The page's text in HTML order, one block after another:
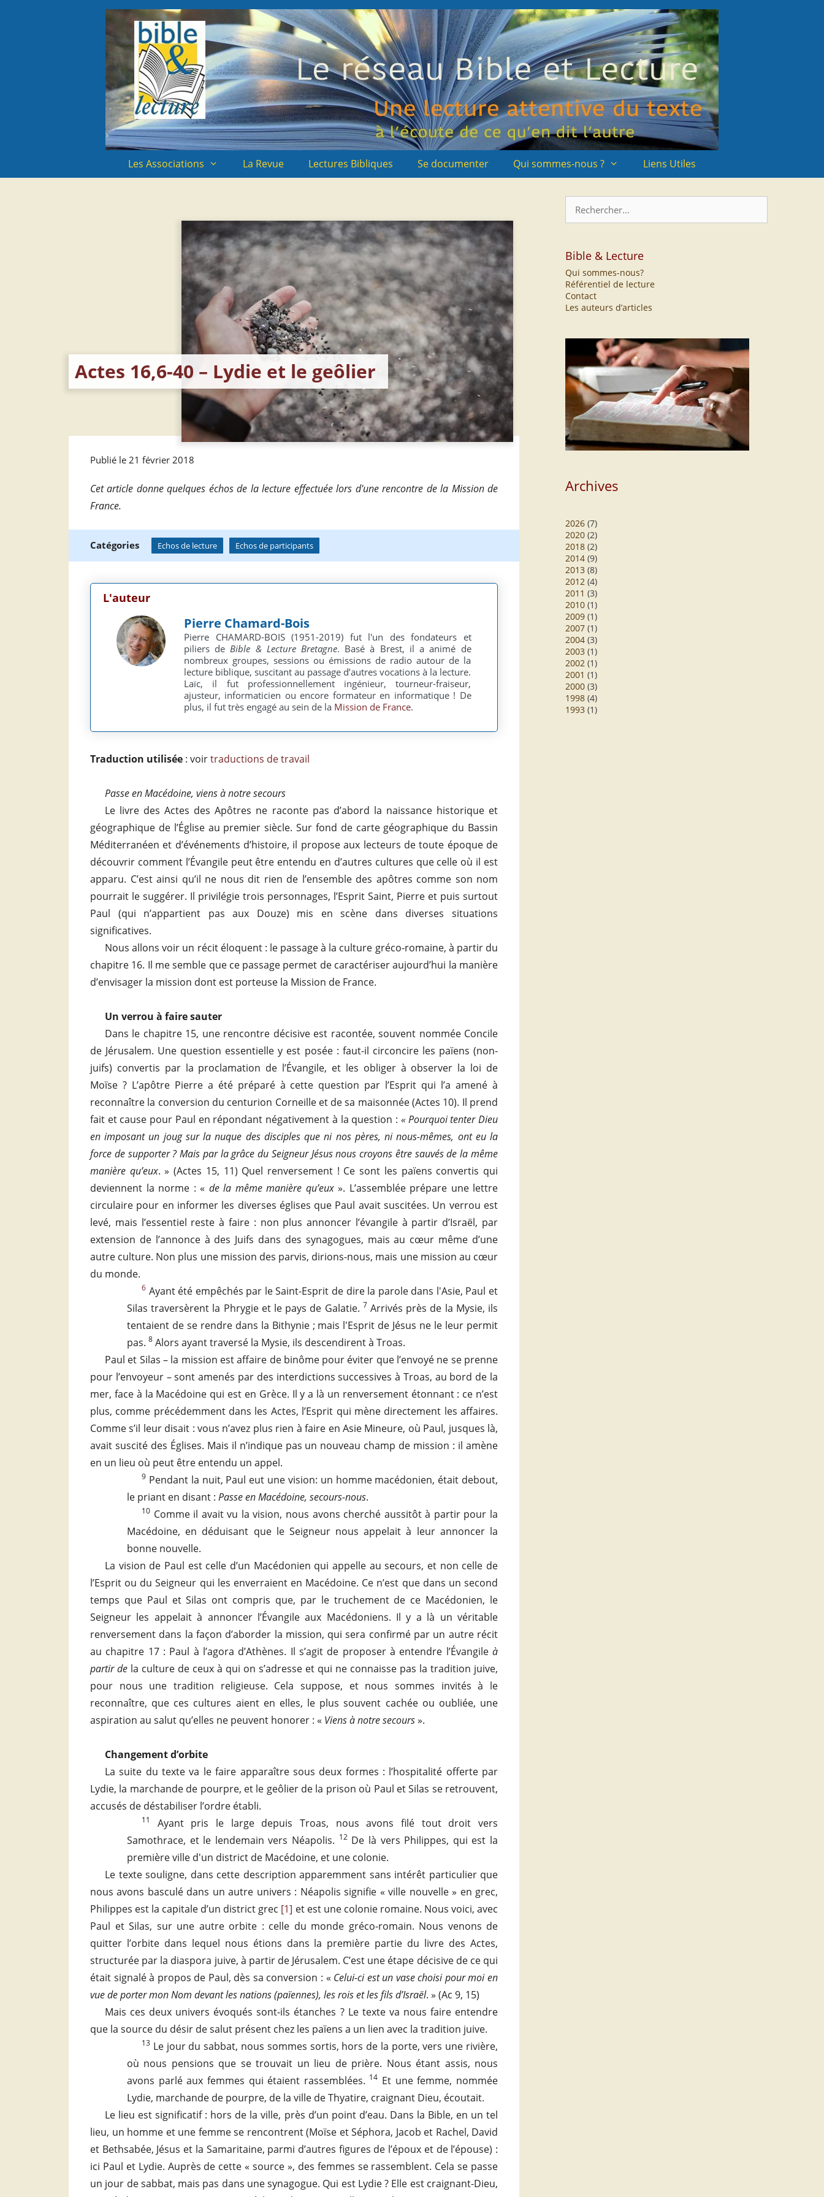
Les Associations La Revue Lectures Bibliques Se documenter Qui sommes-nous ? Liens Utiles
Actes 16,6-40 – Lydie et le geôlier
Publié le 21 février 2018
Cet article donne quelques échos de la lecture effectuée lors d'une rencontre de la Mission de
France.
Catégories Echos de lecture Echos de participants
L'auteur
Pierre Chamard-Bois
Pierre CHAMARD-BOIS (1951-2019) fut l'un des fondateurs et
piliers de Bible & Lecture Bretagne. Basé à Brest, il a animé de
nombreux groupes, sessions ou émissions de radio autour de la
lecture biblique, suscitant au passage d’autres vocations à la lecture.
Laïc, il fut professionnellement ingénieur, tourneur-fraiseur,
ajusteur, informaticien ou encore formateur en informatique ! De
plus, il fut très engagé au sein de la Mission de France.
Traduction utilisée : voirtraductions de travail
Passe en Macédoine, viens à notre secours
Le livre des Actes des Apôtres ne raconte pas d’abord la naissance historique et
géographique de l’Église au premier siècle. Sur fond de carte géographique du Bassin
Méditerranéen et d’événements d’histoire, il propose aux lecteurs de toute époque de
découvrir comment l’Évangile peut être entendu en d’autres cultures que celle où il est
apparu. C’est ainsi qu’il ne nous dit rien de l’ensemble des apôtres comme son nom
pourrait le suggérer. Il privilégie trois personnages, l’Esprit Saint, Pierre et puis surtout
Paul (qui n’appartient pas aux Douze) mis en scène dans diverses situations
significatives.
Nous allons voir un récit éloquent : le passage à la culture gréco-romaine, à partir du
chapitre 16. Il me semble que ce passage permet de caractériser aujourd’hui la manière
d’envisager la mission dont est porteuse la Mission de France.
Un verrou à faire sauter
Dans le chapitre 15, une rencontre décisive est racontée, souvent nommée Concile
de Jérusalem. Une question essentielle y est posée : faut-il circoncire les païens (non-
juifs) convertis par la proclamation de l’Évangile, et les obliger à observer la loi de
Moïse ? L’apôtre Pierre a été préparé à cette question par l’Esprit qui l’a amené à
reconnaître la conversion du centurion Corneille et de sa maisonnée (Actes 10). Il prend
fait et cause pour Paul en répondant négativement à la question : « Pourquoi tenter Dieu
en imposant un joug sur la nuque des disciples que ni nos pères, ni nous-mêmes, ont eu la
force de supporter ? Mais par la grâce du Seigneur Jésus nous croyons être sauvés de la même
manière qu’eux. » (Actes 15, 11) Quel renversement ! Ce sont les païens convertis qui
deviennent la norme : « de la même manière qu’eux». L’assemblée prépare une lettre
circulaire pour en informer les diverses églises que Paul avait suscitées. Un verrou est
levé, mais l’essentiel reste à faire : non plus annoncer l’évangile à partir d’Israël, par
extension de l’annonce à des Juifs dans des synagogues, mais au cœur même d’une
autre culture. Non plus une mission des parvis, dirions-nous, mais une mission au cœur
du monde.
6 Ayant été empêchés par le Saint-Esprit de dire la parole dans l'Asie, Paul et
Silas traversèrent la Phrygie et le pays de Galatie. 7 Arrivés près de la Mysie, ils
tentaient de se rendre dans la Bithynie ; mais l'Esprit de Jésus ne le leur permit
pas. 8 Alors ayant traversé la Mysie, ils descendirent à Troas.
Paul et Silas – la mission est affaire de binôme pour éviter que l’envoyé ne se prenne
pour l’envoyeur – sont amenés par des interdictions successives à Troas, au bord de la
mer, face à la Macédoine qui est en Grèce. Il y a là un renversement étonnant : ce n’est
plus, comme précédemment dans les Actes, l’Esprit qui mène directement les affaires.
Comme s’il leur disait : vous n’avez plus rien à faire en Asie Mineure, où Paul, jusques là,
avait suscité des Églises. Mais il n’indique pas un nouveau champ de mission : il amène
en un lieu où peut être entendu un appel.
9 Pendant la nuit, Paul eut une vision: un homme macédonien, était debout,
le priant en disant : Passe en Macédoine, secours-nous.
10 Comme il avait vu la vision, nous avons cherché aussitôt à partir pour la
Macédoine, en déduisant que le Seigneur nous appelait à leur annoncer la
bonne nouvelle.
La vision de Paul est celle d’un Macédonien qui appelle au secours, et non celle de
l’Esprit ou du Seigneur qui les enverraient en Macédoine. Ce n’est que dans un second
temps que Paul et Silas ont compris que, par le truchement de ce Macédonien, le
Seigneur les appelait à annoncer l’Évangile aux Macédoniens. Il y a là un véritable
renversement dans la façon d’aborder la mission, qui sera confirmé par un autre récit
au chapitre 17 : Paul à l’agora d’Athènes. Il s’agit de proposer à entendre l’Évangile à
partir de la culture de ceux à qui on s’adresse et qui ne connaisse pas la tradition juive,
pour nous une tradition religieuse. Cela suppose, et nous sommes invités à le
reconnaître, que ces cultures aient en elles, le plus souvent cachée ou oubliée, une
aspiration au salut qu’elles ne peuvent honorer : « Viens à notre secours».
Changement d’orbite
La suite du texte va le faire apparaître sous deux formes : l’hospitalité offerte par
Lydie, la marchande de pourpre, et le geôlier de la prison où Paul et Silas se retrouvent,
accusés de déstabiliser l’ordre établi.
11
Ayant pris le large depuis Troas, nous avons filé tout droit vers
Samothrace, et le lendemain vers Néapolis. 12De là vers Philippes, qui est la
première ville d'un district de Macédoine, et une colonie.
Le texte souligne, dans cette description apparemment sans intérêt particulier que
nous avons basculé dans un autre univers : Néapolis signifie « ville nouvelle » en grec,
Philippes est la capitale d’un district grec [1] et est une colonie romaine. Nous voici, avec
Paul et Silas, sur une autre orbite : celle du monde gréco-romain. Nous venons de
quitter l’orbite dans lequel nous étions dans la première partie du livre des Actes,
structurée par la diaspora juive, à partir de Jérusalem. C’est une étape décisive de ce qui
était signalé à propos de Paul, dès sa conversion : « Celui-ci est un vase choisi pour moi en
vue de porter mon Nom devant les nations (païennes), les rois et les fils d’Israël. » (Ac 9, 15)
Mais ces deux univers évoqués sont-ils étanches ? Le texte va nous faire entendre
que la source du désir de salut présent chez les païens a un lien avec la tradition juive.
13 Le jour du sabbat, nous sommes sortis, hors de la porte, vers une rivière,
où nous pensions que se trouvait un lieu de prière. Nous étant assis, nous
avons parlé aux femmes qui étaient rassemblées. 14 Et une femme, nommée
Lydie, marchande de pourpre, de la ville de Thyatire, craignant Dieu, écoutait.
Le lieu est significatif : hors de la ville, près d’un point d’eau. Dans la Bible, en un tel
lieu, un homme et une femme se rencontrent (Moïse et Séphora, Jacob et Rachel, David
et Bethsabée, Jésus et la Samaritaine, parmi d’autres figures de l’époux et de l’épouse) :
ici Paul et Lydie. Auprès de cette « source », des femmes se rassemblent. Cela se passe
un jour de sabbat, mais pas dans une synagogue. Qui est Lydie ? Elle est craignant-Dieu,
Rechercher :
Bible & Lecture
Qui sommes-nous?
Référentiel de lecture
Contact
Les auteurs d’articles
Archives
2026 (7)
2020 (2)
2018 (2)
2014 (9)
2013 (8)
2012 (4)
2011 (3)
2010 (1)
2009 (1)
2007 (1)
2004 (3)
2003 (1)
2002 (1)
2001 (1)
2000 (3)
1998 (4)
1993 (1)